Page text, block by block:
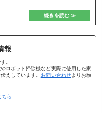
報
。
ロボット掃除機など実際に使用した家
えしています。
お問い合わせよりお願
ら